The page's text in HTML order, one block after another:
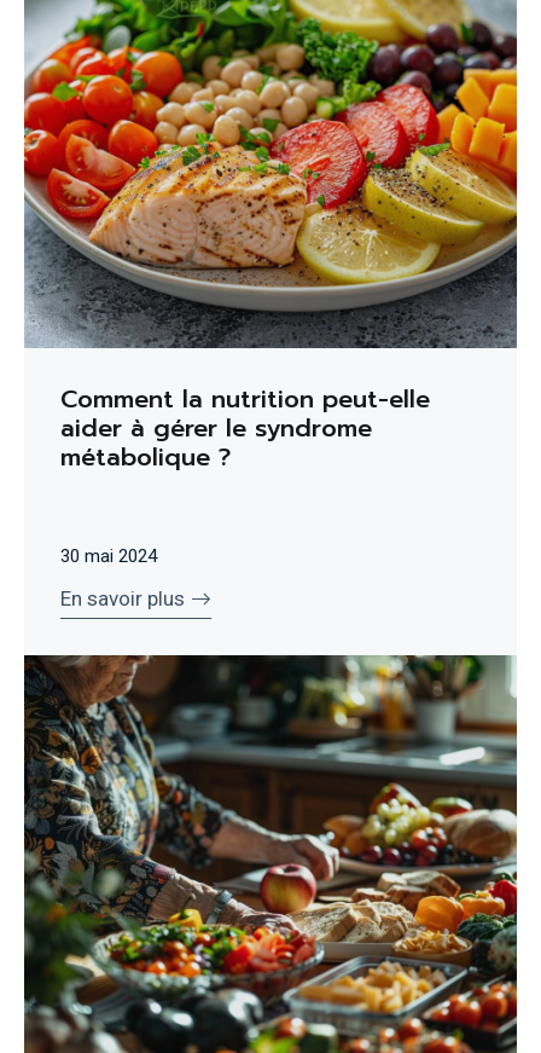
Comment la nutrition peut-elle
aider à gérer le syndrome
métabolique ?
30 mai 2024
En savoir plus